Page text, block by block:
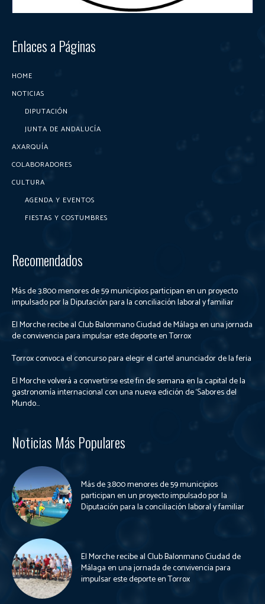
Enlaces a Páginas
HOME
NOTICIAS
DIPUTACIÓN
JUNTA DE ANDALUCÍA
AXARQUÍA
COLABORADORES
CULTURA
AGENDA Y EVENTOS
FIESTAS Y COSTUMBRES
Recomendados
Más de 3.800 menores de 59 municipios participan en un proyecto
impulsado por la Diputación para la conciliación laboral y familiar
El Morche recibe al Club Balonmano Ciudad de Málaga en una jornada
de convivencia para impulsar este deporte en Torrox
Torrox convoca el concurso para elegir el cartel anunciador de la feria
El Morche volverá a convertirse este fin de semana en la capital de la
gastronomía internacional con una nueva edición de ‘Sabores del
Mundo...
Noticias Más Populares
Más de 3.800 menores de 59 municipios
participan en un proyecto impulsado por la
Diputación para la conciliación laboral y familiar
El Morche recibe al Club Balonmano Ciudad de
Málaga en una jornada de convivencia para
impulsar este deporte en Torrox